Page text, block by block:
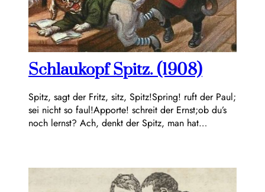
Schlaukopf Spitz. (1908)
Spitz, sagt der Fritz, sitz, Spitz!Spring! ruft der Paul;
sei nicht so faul!Apporte! schreit der Ernst;ob du’s
noch lernst? Ach, denkt der Spitz, man hat…